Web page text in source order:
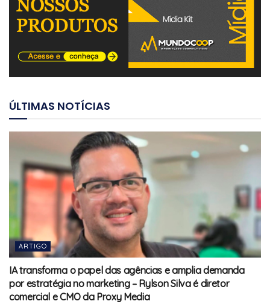
ÚLTIMAS NOTÍCIAS
ARTIGO
IA transforma o papel das agências e amplia demanda
por estratégia no marketing – Rylson Silva é diretor
comercial e CMO da Proxy Media